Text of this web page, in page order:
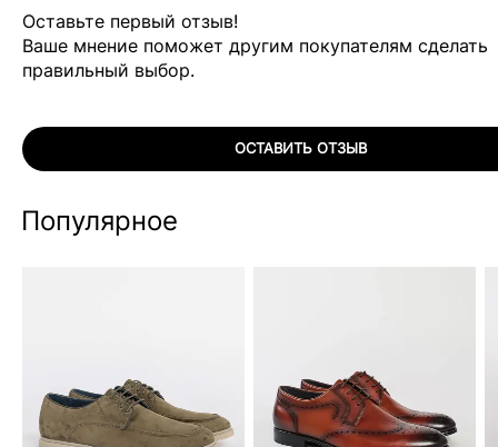
Оставьте первый отзыв!
Ваше мнение поможет другим покупателям сделать
правильный выбор.
ОСТАВИТЬ ОТЗЫВ
Популярное